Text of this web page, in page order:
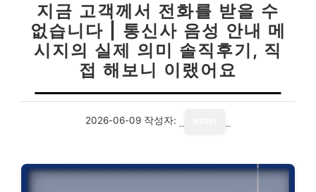
지금 고객께서 전화를 받을 수
없습니다 | 통신사 음성 안내 메
시지의 실제 의미 솔직후기, 직
접 해보니 이랬어요
2026-06-09 작성자: